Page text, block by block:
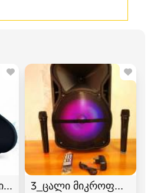
ვერსია
3_ცალი